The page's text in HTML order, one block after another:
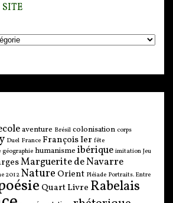
SITE
aventure Brésil colonisation corps
Duel France François Ier fête
géographie humanisme ibérique imitation Jeu
Marguerite de Navarre
2012 Nature Orient Pléiade Portraits. Entre
Quart Livre Rabelais